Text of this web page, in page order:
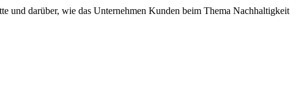
und darüber, wie das Unternehmen Kunden beim Thema Nachhaltigkeit